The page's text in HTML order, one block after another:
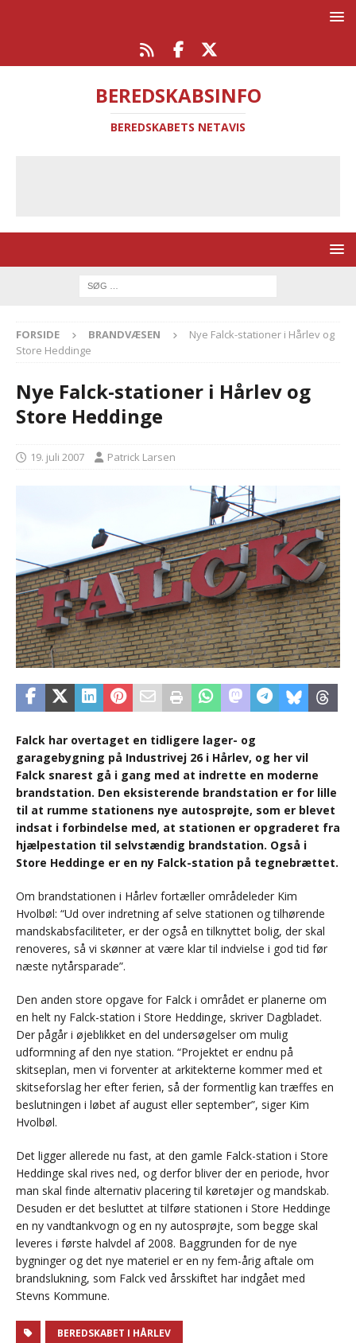
BEREDSKABSINFO
BEREDSKABETS NETAVIS
FORSIDE BRANDVÆSEN
Nye Falck-stationer i Hårlev og
Store Heddinge
Nye Falck-stationer i Hårlev og
Store Heddinge
19. juli 2007 Patrick Larsen
Falck har overtaget en tidligere lager- og
garagebygning på Industrivej 26 i Hårlev, og her vil
Falck snarest gå i gang med at indrette en moderne
brandstation. Den eksisterende brandstation er for lille
til at rumme stationens nye autosprøjte, som er blevet
indsat i forbindelse med, at stationen er opgraderet fra
hjælpestation til selvstændig brandstation. Også i
Store Heddinge er en ny Falck-station på tegnebrættet.
Om brandstationen i Hårlev fortæller områdeleder Kim
Hvolbøl: “Ud over indretning af selve stationen og tilhørende
mandskabsfaciliteter, er der også en tilknyttet bolig, der skal
renoveres, så vi skønner at være klar til indvielse i god tid før
næste nytårsparade”.
Den anden store opgave for Falck i området er planerne om
en helt ny Falck-station i Store Heddinge, skriver Dagbladet.
Der pågår i øjeblikket en del undersøgelser om mulig
udformning af den nye station. “Projektet er endnu på
skitseplan, men vi forventer at arkitekterne kommer med et
skitseforslag her efter ferien, så der formentlig kan træffes en
beslutningen i løbet af august eller september”, siger Kim
Hvolbøl.
Det ligger allerede nu fast, at den gamle Falck-station i Store
Heddinge skal rives ned, og derfor bliver der en periode, hvor
man skal finde alternativ placering til køretøjer og mandskab.
Desuden er det besluttet at tilføre stationen i Store Heddinge
en ny vandtankvogn og en ny autosprøjte, som begge skal
leveres i første halvdel af 2008. Baggrunden for de nye
bygninger og det nye materiel er en ny fem-årig aftale om
brandslukning, som Falck ved årsskiftet har indgået med
Stevns Kommune.
BEREDSKABET I HÅRLEV